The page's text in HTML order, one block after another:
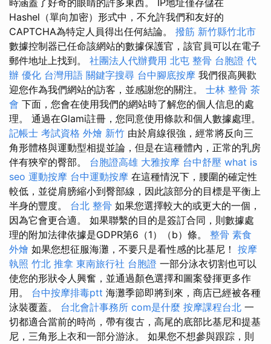
時涵蓋了好奇的眼睛的許多東西。 IP地址僅存儲在
Hashel（單向加密）形式中，不允許我們和友好的
CAPTCHA為特定人員得出任何結論。 撥筋 新竹縣竹北市
數據控制器已任命該網站的數據保護官，該官員可以在電子
郵件地址上找到。 社團法人代辦費用 北屯 整骨 台胞證 代
辦 優化 台灣用語 關鍵字搜尋 台中腳底按摩 我們很高興歡
迎您作為我們網站的訪客，並感謝您的關注。 士林 整骨 茶
會 下面，您會在使用我們的網站時了解您的個人信息的處
理。 通過在Glami註冊，您同意使用條款和個人數據處理。
記帳士 考試資格 外燴 新竹 由於肩線很強，經常將反向三
角形體格與運動型相提並論，但是在這種體內，正常的乳房
伴有狹窄的臀部。 台胞證高雄 大雅按摩 台中舒壓 what is
seo 運動按摩 台中運動按摩 在這種情況下，腰圍的確定性
較低，並從肩膀縮小到臀部線，因此該部分的目標是平衡上
半身的豐度。 台北 整骨 如果您選擇較大的或更大的一個，
因為它會更合適。 如果聯繫的目的是簽訂合同，則數據處
理的附加法律依據是GDPR第6（1）（b）條。 整骨 素食
外燴 如果您想征服海灘，不要只是看性感的比基尼！ 按摩
執照 竹北 推拿 東南旅行社 台胞證 一部分泳衣切割也可以
使您的形狀令人興奮，並通過顏色選擇和圖案發揮更多作
用。 台中按摩排毒ptt 海灘季節即將到來，商店已經被各種
泳裝覆蓋。 台北會計事務所 com是什麼 按摩課程台北 一
切都適合當前的時尚，帶有復古，高尾的底部比基尼和提基
尼，三角形上衣和一部分游泳。 如果您不想參與跟踪，則